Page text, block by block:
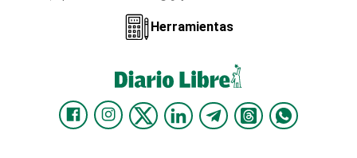
Herramientas